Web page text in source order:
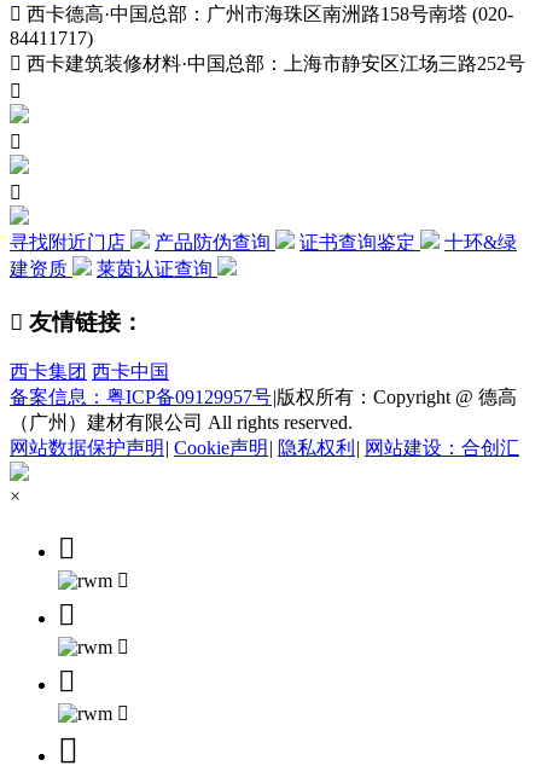
 西卡德高·中国总部：广州市海珠区南洲路158号南塔 (020-
84411717)
 西卡建筑装修材料·中国总部：上海市静安区江场三路252号



寻找附近门店 产品防伪查询 证书查询鉴定
十环&绿
建资质
莱茵认证查询
 友情链接：
西卡集团 西卡中国
备案信息：粤ICP备09129957号|版权所有：Copyright @ 德高
（广州）建材有限公司 All rights reserved.
网站数据保护声明 | Cookie声明 | 隐私权利 | 网站建设：合创汇
×






